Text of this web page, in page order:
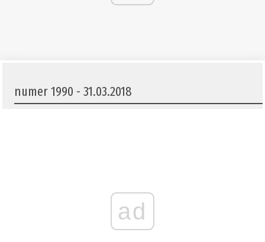
numer 1990 - 31.03.2018
ad